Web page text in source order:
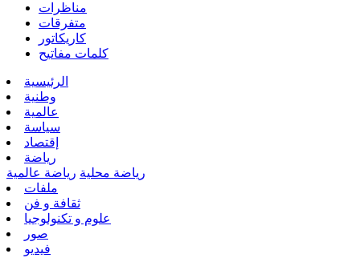
مناظرات
متفرقات
كاريكاتور
كلمات مفاتيح
الرئيسية
وطنية
عالمية
سياسة
إقتصاد
رياضة
رياضة محلية رياضة عالمية
ملفات
ثقافة و فن
علوم و تكنولوجيا
صور
فيديو